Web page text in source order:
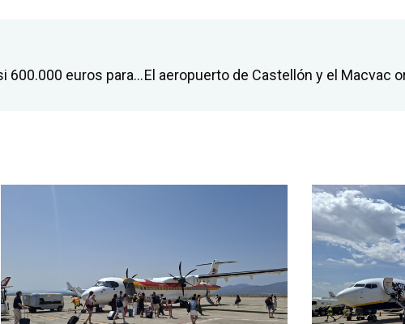
El aeropuerto impulsa inversiones por casi 600.000 euros para avanzar en su diversificación